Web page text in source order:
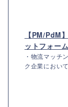
【PM/PdM
ットフォー
・物流マッチ
ク企業におい